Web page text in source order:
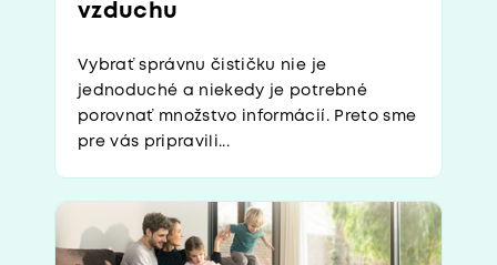
vzduchu
Vybrať správnu čističku nie je
jednoduché a niekedy je potrebné
porovnať množstvo informácií. Preto sme
pre vás pripravili...